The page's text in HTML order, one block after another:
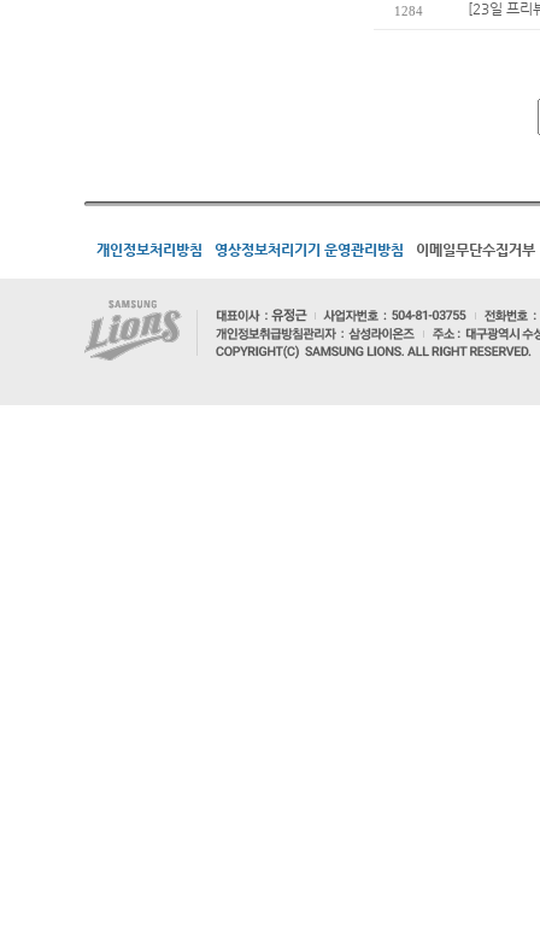
1284 [23일 프리
개인정보처리방침 영상정보처리기기 운영관리방침 이메일무단수집거부